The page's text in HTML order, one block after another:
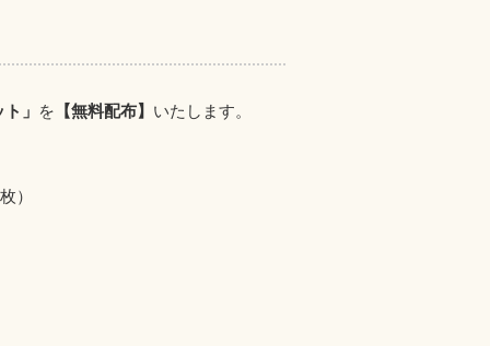
」 を 【無料配布】 いたします。
）